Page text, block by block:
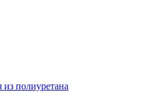
из полиуретана